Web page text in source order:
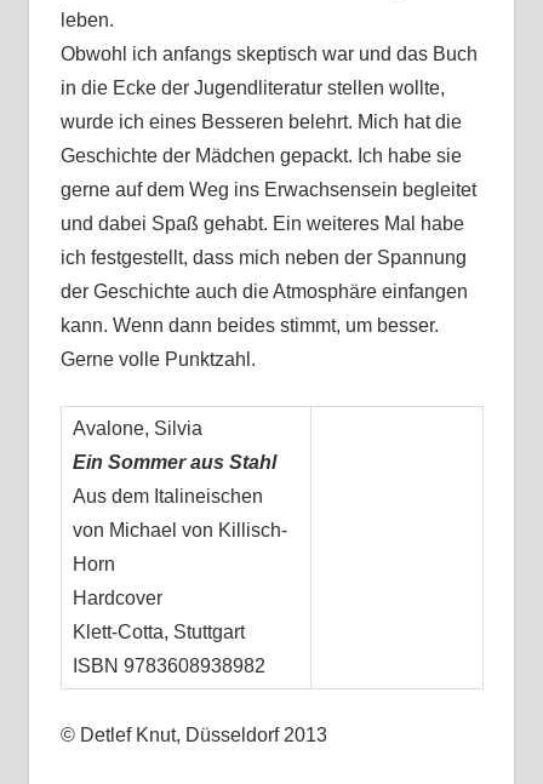
leben.
Obwohl ich anfangs skeptisch war und das Buch
in die Ecke der Jugendliteratur stellen wollte,
wurde ich eines Besseren belehrt. Mich hat die
Geschichte der Mädchen gepackt. Ich habe sie
gerne auf dem Weg ins Erwachsensein begleitet
und dabei Spaß gehabt. Ein weiteres Mal habe
ich festgestellt, dass mich neben der Spannung
der Geschichte auch die Atmosphäre einfangen
kann. Wenn dann beides stimmt, um besser.
Gerne volle Punktzahl.
Avalone, Silvia
Ein Sommer aus Stahl
Aus dem Italineischen
von Michael von Killisch-
Horn
Hardcover
Klett-Cotta, Stuttgart
ISBN 9783608938982
© Detlef Knut, Düsseldorf 2013